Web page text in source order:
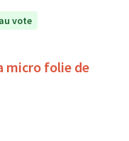
vote
micro folie de